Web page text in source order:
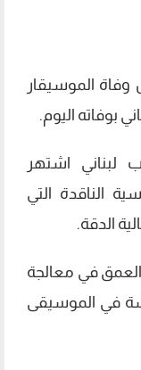
الموسيقار
بوفاته اليوم.
اشتهر
الناقدة التي
الدقة.
في معالجة
في الموسيقى